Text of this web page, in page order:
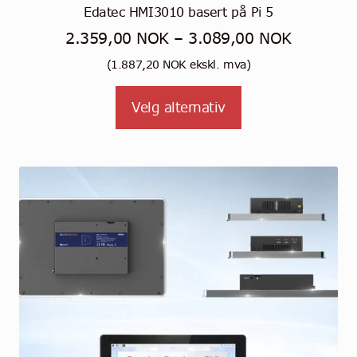
Edatec HMI3010 basert på Pi 5
2.359,00 NOK – 3.089,00 NOK
(1.887,20 NOKekskl. mva)
Velg alternativ
Alternativene
kan
velges
produktsiden